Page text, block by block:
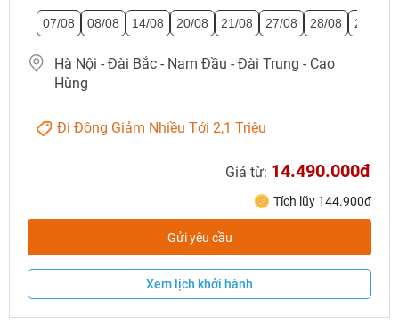
07/08 08/08 14/08 20/08 21/08 27/08 28/08 29/08
Hà Nội - Đài Bắc - Nam Đầu - Đài Trung - Cao
Hùng
Đi Đông Giảm Nhiều Tới 2,1 Triệu
Giá từ: 14.490.000đ
Tích lũy 144.900đ
Gửi yêu cầu
Xem lịch khởi hành